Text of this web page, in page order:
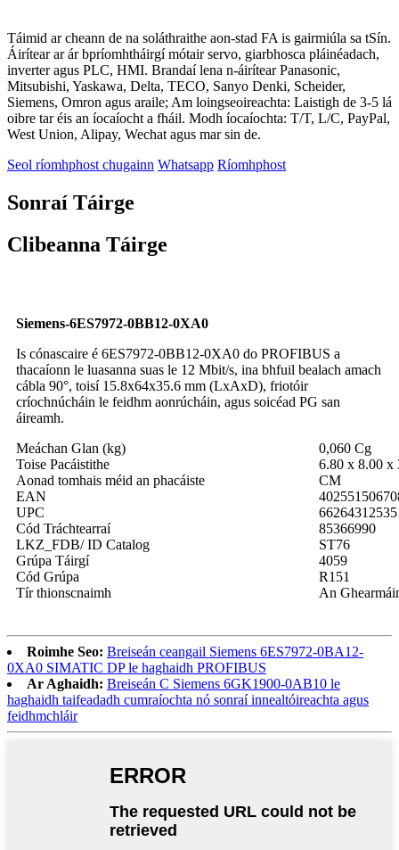
Táimid ar cheann de na soláthraithe aon-stad FA is gairmiúla sa tSín.
Áirítear ar ár bpríomhtháirgí mótair servo, giarbhosca pláinéadach,
inverter agus PLC, HMI. Brandaí lena n-áirítear Panasonic,
Mitsubishi, Yaskawa, Delta, TECO, Sanyo Denki, Scheider,
Siemens, Omron agus araile; Am loingseoireachta: Laistigh de 3-5 lá
oibre tar éis an íocaíocht a fháil. Modh íocaíochta: T/T, L/C, PayPal,
West Union, Alipay, Wechat agus mar sin de.
Seol ríomhphost chugainn Whatsapp Ríomhphost
Sonraí Táirge
Clibeanna Táirge
Siemens-6ES7972-0BB12-0XA0
Is cónascaire é 6ES7972-0BB12-0XA0 do PROFIBUS a
thacaíonn le luasanna suas le 12 Mbit/s, ina bhfuil bealach amach
cábla 90°, toisí 15.8x64x35.6 mm (LxAxD), friotóir
críochnúcháin le feidhm aonrúcháin, agus soicéad PG san
áireamh.
Meáchan Glan (kg)
0,060 Cg
Toise Pacáistithe
6.80 x 8.00 x
Aonad tomhais méid an phacáiste
CM
EAN
UPC
Cód Tráchtearraí
85366990
LKZ_FDB/ ID Catalog
ST76
Grúpa Táirgí
4059
Cód Grúpa
R151
Tír thionscnaimh
An
Roimhe Seo: Breiseán ceangail Siemens 6ES7972-0BA12-
0XA0 SIMATIC DP le haghaidh PROFIBUS
Ar Aghaidh: Breiseán C Siemens 6GK1900-0AB10 le
haghaidh taifeadadh cumraíochta nó sonraí innealtóireachta agus
feidhmchláir